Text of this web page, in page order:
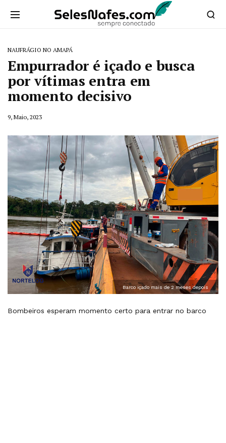
NAUFRÁGIO NO AMAPÁ
Empurrador é içado e busca
por vítimas entra em
momento decisivo
9, Maio, 2023
Barco içado mais de 2 meses depois
Bombeiros esperam momento certo para entrar no barco